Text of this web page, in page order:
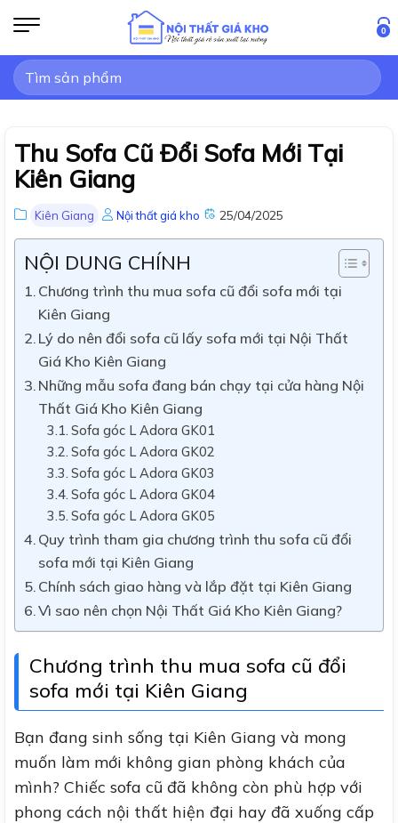
qua
nội
dung
0
Tìm
kiếm:
Thu Sofa Cũ Đổi Sofa Mới Tại
Kiên Giang
Kiên Giang Nội thất giá kho 25/04/2025
NỘI DUNG CHÍNH
Chương trình thu mua sofa cũ đổi sofa mới tại
Kiên Giang
Lý do nên đổi sofa cũ lấy sofa mới tại Nội Thất
Giá Kho Kiên Giang
Những mẫu sofa đang bán chạy tại cửa hàng Nội
Thất Giá Kho Kiên Giang
Sofa góc L Adora GK01
Sofa góc L Adora GK02
Sofa góc L Adora GK03
Sofa góc L Adora GK04
Sofa góc L Adora GK05
Quy trình tham gia chương trình thu sofa cũ đổi
sofa mới tại Kiên Giang
Chính sách giao hàng và lắp đặt tại Kiên Giang
Vì sao nên chọn Nội Thất Giá Kho Kiên Giang?
Chương trình thu mua sofa cũ đổi
sofa mới tại Kiên Giang
Bạn đang sinh sống tại Kiên Giang và mong
muốn làm mới không gian phòng khách của
mình? Chiếc sofa cũ đã không còn phù hợp với
phong cách nội thất hiện đại hay đã xuống cấp